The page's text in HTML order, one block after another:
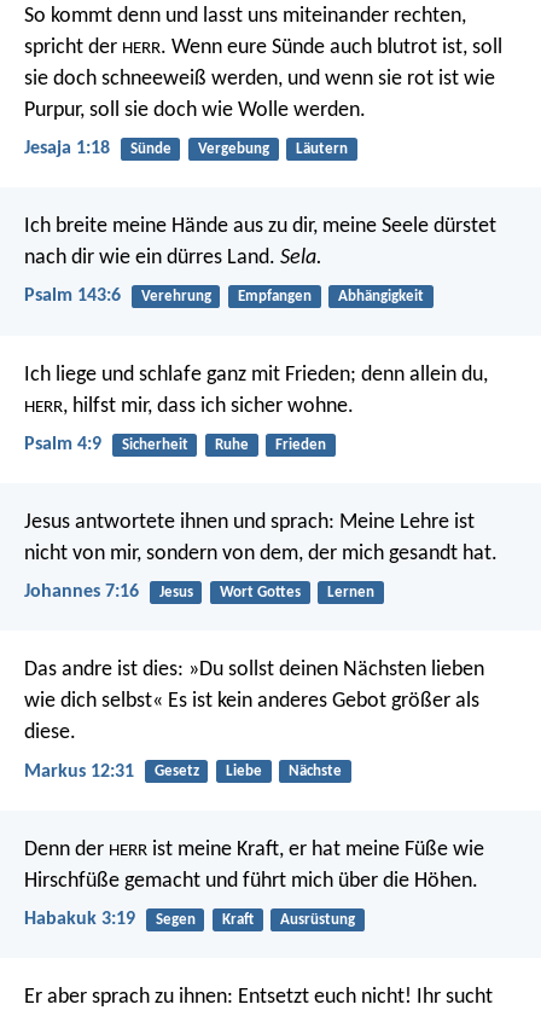
So kommt denn und lasst uns miteinander rechten,
spricht der HERR. Wenn eure Sünde auch blutrot ist, soll
sie doch schneeweiß werden, und wenn sie rot ist wie
Purpur, soll sie doch wie Wolle werden.
Jesaja 1:18 Sünde Vergebung Läutern
Ich breite meine Hände aus zu dir, meine Seele dürstet
nach dir wie ein dürres Land. Sela.
Psalm 143:6 Verehrung Empfangen Abhängigkeit
Ich liege und schlafe ganz mit Frieden; denn allein du,
HERR, hilfst mir, dass ich sicher wohne.
Psalm 4:9 Sicherheit Ruhe Frieden
Jesus antwortete ihnen und sprach: Meine Lehre ist
nicht von mir, sondern von dem, der mich gesandt hat.
Johannes 7:16 Jesus Wort Gottes Lernen
Das andre ist dies: »Du sollst deinen Nächsten lieben
wie dich selbst« Es ist kein anderes Gebot größer als
diese.
Markus 12:31 Gesetz Liebe Nächste
Denn der HERR ist meine Kraft, er hat meine Füße wie
Hirschfüße gemacht und führt mich über die Höhen.
Habakuk 3:19 Segen Kraft Ausrüstung
Er aber sprach zu ihnen: Entsetzt euch nicht! Ihr sucht